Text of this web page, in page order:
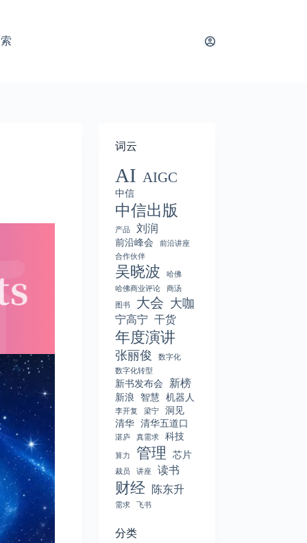
词云
AI AIGC
中信
中信出版
产品 刘润
前沿峰会
前沿讲座
合作伙伴
吴晓波
哈佛
哈佛商业评论
商汤
图书 大会 大咖
宁高宁 干货
年度演讲
张丽俊
数字化
数字化转型
新书发布会 新榜
新浪 智慧 机器人
李开复 梁宁
洞见
清华
清华五道口
湛庐 真需求 科技
算力 管理 芯片
裁员 讲座 读书
财经 陈东升
需求 飞书
分类